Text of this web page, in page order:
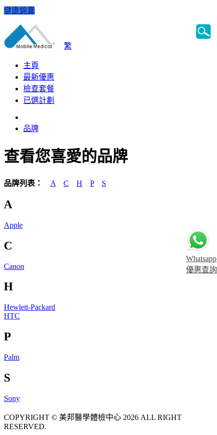
健康錦囊
Whatsapp
優惠查詢
繁
主頁
最新優惠
檢查套餐
已選計劃
品牌
查看您喜愛的品牌
品牌列表： A C H P S
A
Apple
C
Canon
H
Hewlett-Packard
HTC
P
Palm
S
Sony
COPYRIGHT © 美邦醫學體檢中心 2026 ALL RIGHT
RESERVED.